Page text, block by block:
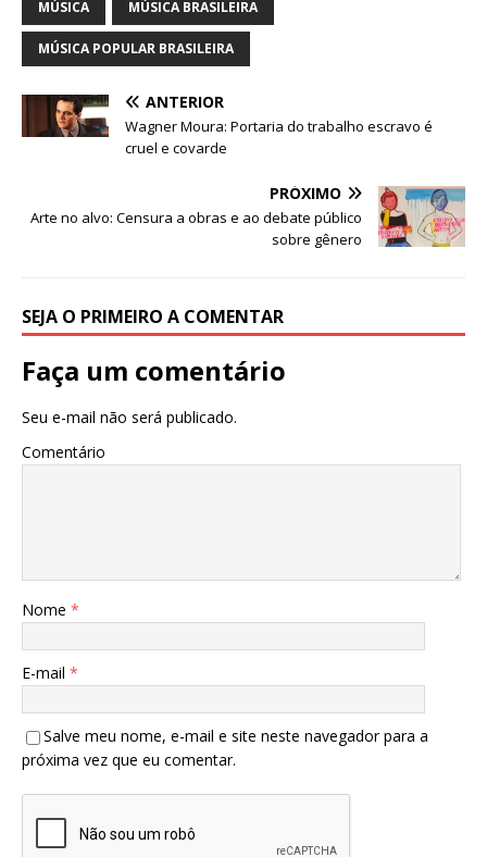
s
A
p
p
e
b
o
o
k
e
dI
te
r
l
MÚSICA MÚSICA BRASILEIRA
MÚSICA POPULAR BRASILEIRA
ANTERIOR
Wagner Moura: Portaria do trabalho escravo é
cruel e covarde
PRÓXIMO
Arte no alvo: Censura a obras e ao debate público
sobre gênero
SEJA O PRIMEIRO A COMENTAR
Faça um comentário
Seu e-mail não será publicado.
Comentário
Nome *
E-mail *
Salve meu nome, e-mail e site neste navegador para a
próxima vez que eu comentar.